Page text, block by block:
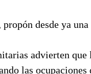
desde ya
advierten
las ocupaciones